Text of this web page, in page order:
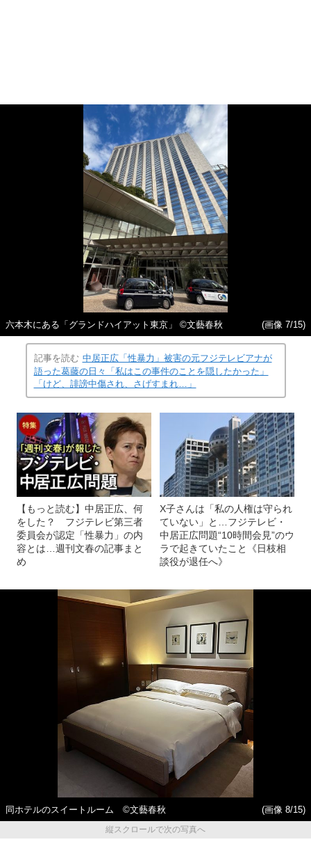
六本木にある「グランドハイアット東京」 ©文藝春秋 (画像 7/15)
記事を読む 中居正広「性暴力」被害の元フジテレビアナが
語った葛藤の日々「私はこの事件のことを隠したかった」
「けど、誹謗中傷され、さげすまれ…」
【もっと読む】中居正広、何
をした？ フジテレビ第三者
委員会が認定「性暴力」の内
容とは…週刊文春の記事まと
め
X子さんは「私の人権は守られ
ていない」と…フジテレビ・
中居正広問題“10時間会見”のウ
ラで起きていたこと《日枝相
談役が退任へ》
同ホテルのスイートルーム ©文藝春秋
(画像 8/15)
縦スクロールで次の写真へ